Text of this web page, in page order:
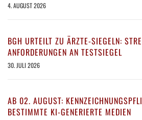
4. AUGUST 2026
BGH URTEILT ZU ÄRZTE-SIEGELN:
ANFORDERUNGEN AN TESTSIEGEL
30. JULI 2026
AB 02. AUGUST:
BESTIMMTE KI-GENERIERTE MEDIEN